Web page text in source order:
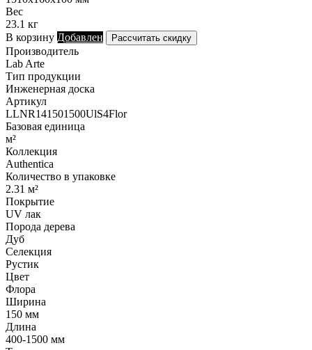
Вес
23.1 кг
В корзину Добавлен Рассчитать скидку
Производитель
Lab Arte
Тип продукции
Инженерная доска
Артикул
LLNR141501500UlS4Flor
Базовая единица
м²
Коллекция
Authentica
Количество в упаковке
2.31 м²
Покрытие
UV лак
Порода дерева
Дуб
Селекция
Рустик
Цвет
Флора
Ширина
150 мм
Длина
400-1500 мм